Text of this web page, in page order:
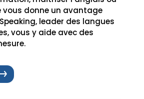
vous donne un avantage
leader des langues
vous y aide avec des